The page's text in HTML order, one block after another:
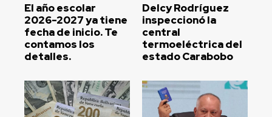
El año escolar
2026-2027 ya tiene
fecha de inicio. Te
contamos los
detalles.
Delcy Rodríguez
inspeccionó la
central
termoeléctrica del
estado Carabobo